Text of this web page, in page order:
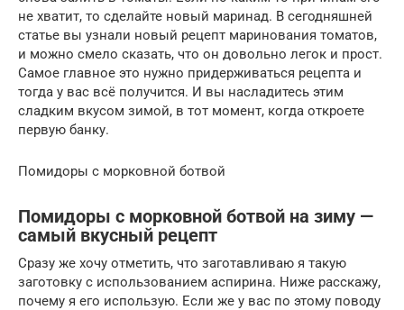
не хватит, то сделайте новый маринад. В сегодняшней
статье вы узнали новый рецепт маринования томатов,
и можно смело сказать, что он довольно легок и прост.
Самое главное это нужно придерживаться рецепта и
тогда у вас всё получится. И вы насладитесь этим
сладким вкусом зимой, в тот момент, когда откроете
первую банку.
Помидоры с морковной ботвой
Помидоры с морковной ботвой на зиму —
самый вкусный рецепт
Сразу же хочу отметить, что заготавливаю я такую
заготовку с использованием аспирина. Ниже расскажу,
почему я его использую. Если же у вас по этому поводу